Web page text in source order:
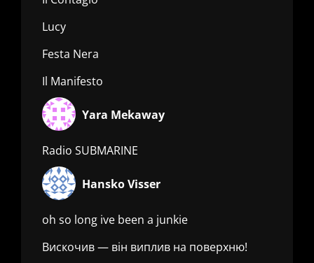
Lucy
Festa Nera
Il Manifesto
Yara Mekaway
Radio SUBMARINE
Hansko Visser
oh so long ive been a junkie
Вискочив — він виплив на поверхню!